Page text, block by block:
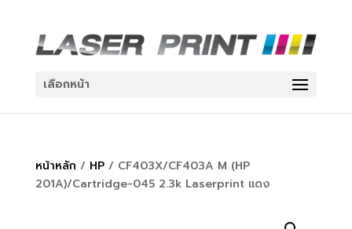
เลือกหน้า
หน้าหลัก / HP/ CF403X/CF403A M (HP
201A)/Cartridge-045 2.3k Laserprint แดง